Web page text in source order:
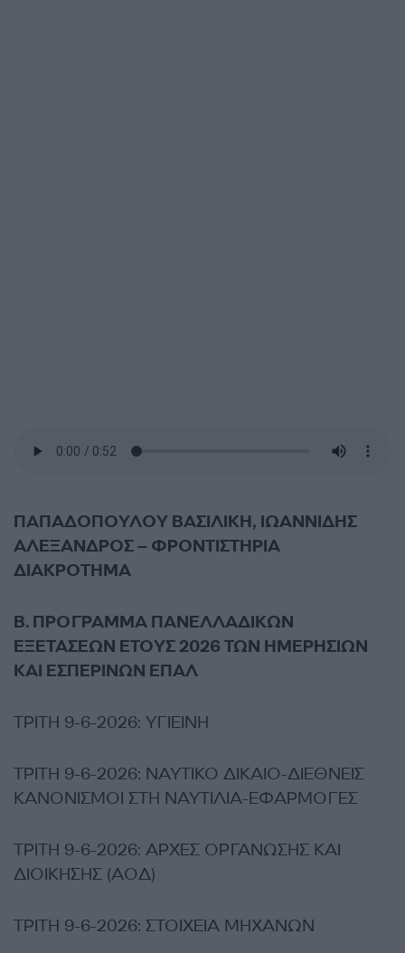
ΠΑΠΑΔΟΠΟΥΛΟΥ ΒΑΣΙΛΙΚΗ, ΙΩΑΝΝΙΔΗΣ
ΑΛΕΞΑΝΔΡΟΣ – ΦΡΟΝΤΙΣΤΗΡΙΑ
ΔΙΑΚΡΟΤΗΜΑ
Β. ΠΡΟΓΡΑΜΜΑ ΠΑΝΕΛΛΑΔΙΚΩΝ
ΕΞΕΤΑΣΕΩΝ ΕΤΟΥΣ 2026 ΤΩΝ ΗΜΕΡΗΣΙΩΝ
ΚΑΙ ΕΣΠΕΡΙΝΩΝ ΕΠΑΛ
ΤΡΙΤΗ 9-6-2026: ΥΓΙΕΙΝΗ
ΤΡΙΤΗ 9-6-2026: ΝΑΥΤΙΚΟ ΔΙΚΑΙΟ-ΔΙΕΘΝΕΙΣ
ΚΑΝΟΝΙΣΜΟΙ ΣΤΗ ΝΑΥΤΙΛΙΑ-ΕΦΑΡΜΟΓΕΣ
ΤΡΙΤΗ 9-6-2026: ΑΡΧΕΣ ΟΡΓΑΝΩΣΗΣ ΚΑΙ
ΔΙΟΙΚΗΣΗΣ (ΑΟΔ)
ΤΡΙΤΗ 9-6-2026: ΣΤΟΙΧΕΙΑ ΜΗΧΑΝΩΝ